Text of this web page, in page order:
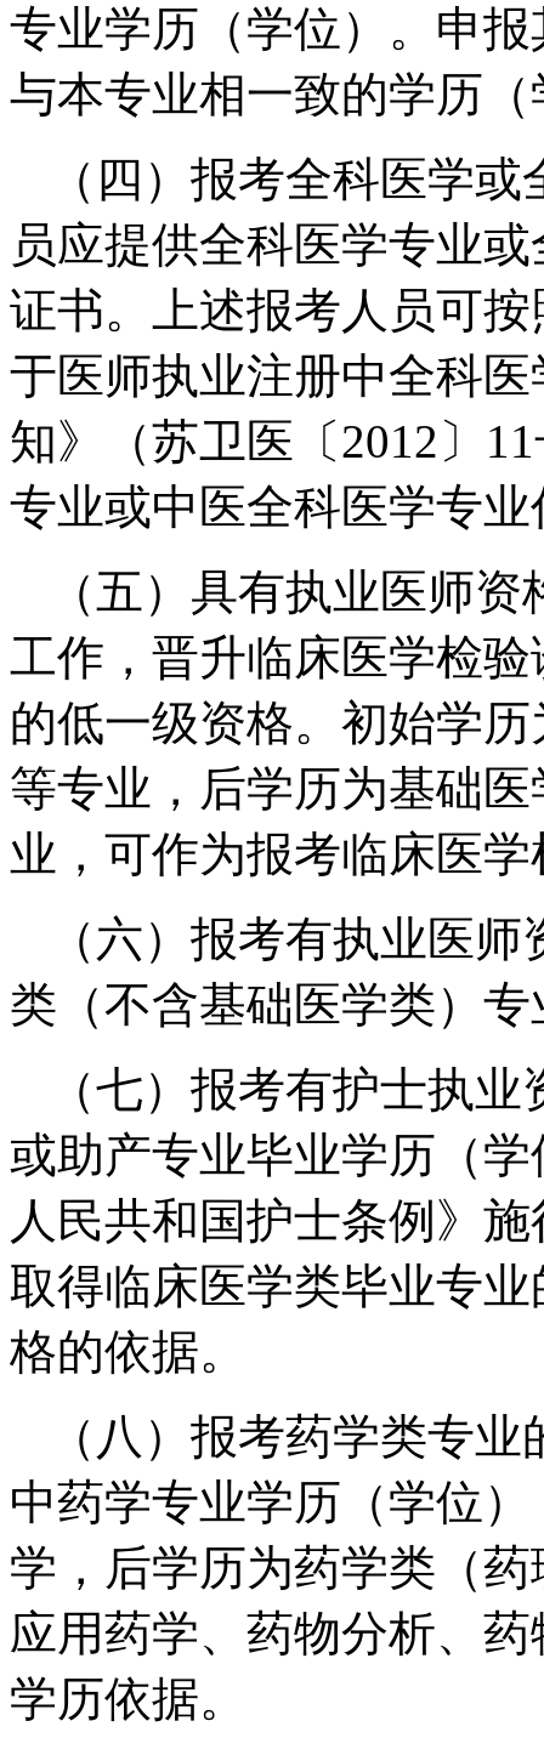
专业学历（学位）。申
与本专业相一致的学历
（四）报考全科医学
员应提供全科医学专业
证书。上述报考人员可
于医师执业注册中全科
知》（苏卫医〔2012〕
专业或中医全科医学专
（五）具有执业医师
工作，晋升临床医学检
的低一级资格。初始学
等专业，后学历为基础
业，可作为报考临床医
（六）报考有执业医
类（不含基础医学类）
（七）报考有护士执
或助产专业毕业学历（
人民共和国护士条例》
取得临床医学类毕业专
格的依据。
（八）报考药学类专
中药学专业学历（学位
学，后学历为药学类（
应用药学、药物分析、
学历依据。